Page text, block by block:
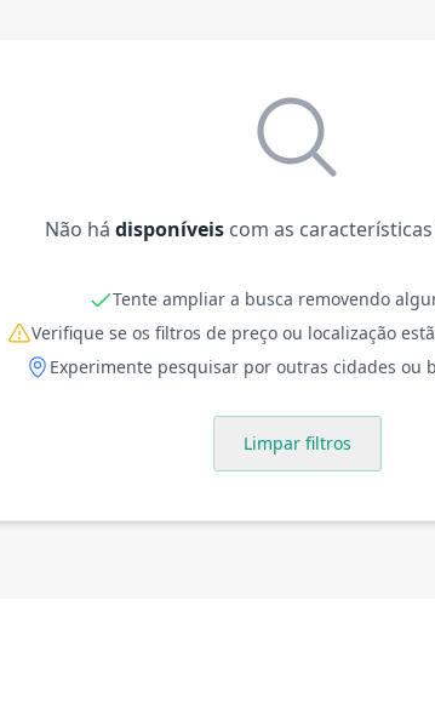
Não há disponíveis com as
Tente ampliar a busca removendo
Verifique se os filtros de preço ou localização
Experimente pesquisar por outras cidades ou
Limpar filtros